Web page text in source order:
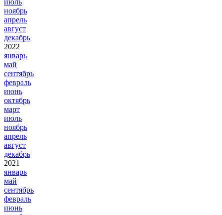
июль
ноябрь
апрель
август
декабрь
2022
январь
май
сентябрь
февраль
июнь
октябрь
март
июль
ноябрь
апрель
август
декабрь
2021
январь
май
сентябрь
февраль
июнь